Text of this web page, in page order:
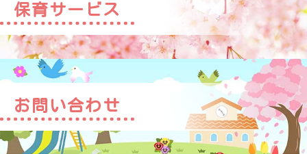
保育サービス
お問い合わせ